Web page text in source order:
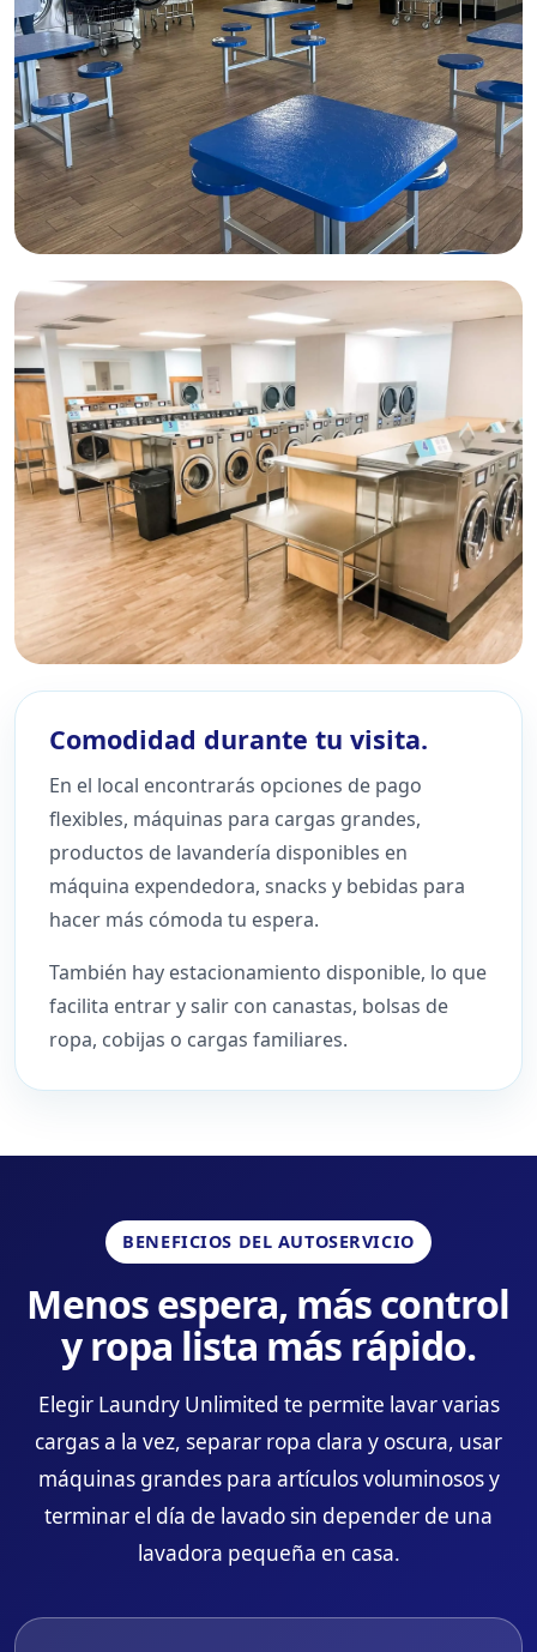
Comodidad durante tu visita.
En el local encontrarás opciones de pago
flexibles, máquinas para cargas grandes,
productos de lavandería disponibles en
máquina expendedora, snacks y bebidas para
hacer más cómoda tu espera.
También hay estacionamiento disponible, lo que
facilita entrar y salir con canastas, bolsas de
ropa, cobijas o cargas familiares.
BENEFICIOS DEL AUTOSERVICIO
Menos espera, más control
y ropa lista más rápido.
Elegir Laundry Unlimited te permite lavar varias
cargas a la vez, separar ropa clara y oscura, usar
máquinas grandes para artículos voluminosos y
terminar el día de lavado sin depender de una
lavadora pequeña en casa.